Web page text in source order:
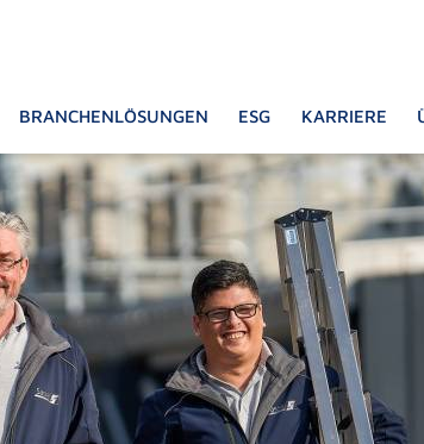
BRANCHENLÖSUNGEN ESG KARRIERE